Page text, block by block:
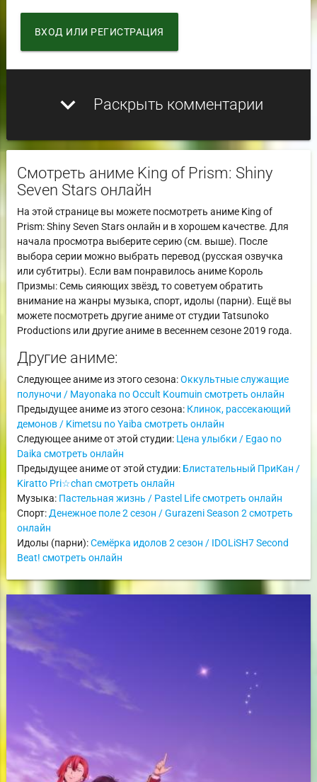
ВХОД ИЛИ РЕГИСТРАЦИЯ
expand_more Раскрыть комментарии
Смотреть аниме King of Prism: Shiny
Seven Stars онлайн
На этой странице вы можете посмотреть аниме King of
Prism: Shiny Seven Stars онлайн и в хорошем качестве. Для
начала просмотра выберите серию (см. выше). После
выбора серии можно выбрать перевод (русская озвучка
или субтитры). Если вам понравилось аниме Король
Призмы: Семь сияющих звёзд, то советуем обратить
внимание на жанры музыка, спорт, идолы (парни). Ещё вы
можете посмотреть другие аниме от студии Tatsunoko
Productions или другие аниме в весеннем сезоне 2019 года.
Другие аниме:
Следующее аниме из этого сезона:Оккультные служащие
полуночи / Mayonaka no Occult Koumuin смотреть онлайн
Предыдущее аниме из этого сезона: Клинок, рассекающий
демонов / Kimetsu no Yaiba смотреть онлайн
Следующее аниме от этой студии: Цена улыбки / Egao no
Daika смотреть онлайн
Предыдущее аниме от этой студии: Блистательный ПриКан /
Kiratto Pri☆chan смотреть онлайн
Музыка: Пастельная жизнь / Pastel Life смотреть онлайн
Спорт: Денежное поле 2 сезон / Gurazeni Season 2 смотреть
онлайн
Идолы (парни):Семёрка идолов 2 сезон / IDOLiSH7 Second
Beat! смотреть онлайн